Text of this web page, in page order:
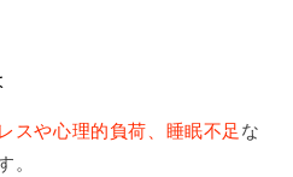
スや心理的負荷、睡眠不足 な
。